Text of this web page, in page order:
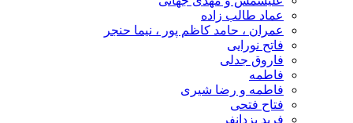
عماد طالب زاده
عمران ، حامد کاظم پور ، نیما حنجر
فاتح نورایی
فاروق جدلی
فاطمه
فاطمه و رضا شیری
فتاح فتحی
فربد یزدانفر